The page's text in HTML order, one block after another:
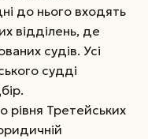
до нього входять
відділень, де
судів. Усі
судді
рівня Третейських